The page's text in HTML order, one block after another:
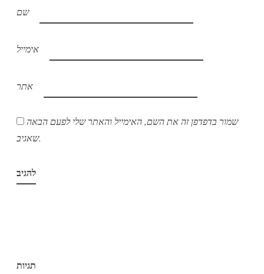
שם
אימייל
אתר
שמור בדפדפן זה את השם, האימייל והאתר שלי לפעם הבאה
שאגיב.
תגיות